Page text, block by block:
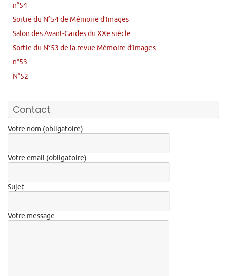
n°54
Sortie du N°54 de Mémoire d’Images
Salon des Avant-Gardes du XXe siècle
Sortie du N°53 de la revue Mémoire d’Images
n°53
N°52
Contact
Votre nom (obligatoire)
Votre email (obligatoire)
Sujet
Votre message